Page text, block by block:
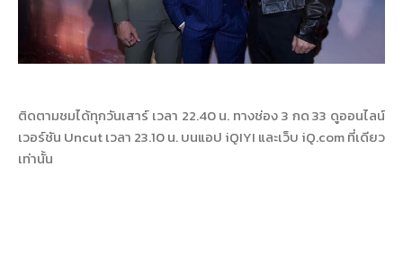
ติดตามชมได้ทุกวันเสาร์ เวลา 22.40 น. ทางช่อง 3 กด 33 ดูออนไลน์
เวอร์ชัน Uncut เวลา 23.10 น. บนแอป iQIYI และเว็บ iQ.com ที่เดียว
เท่านั้น